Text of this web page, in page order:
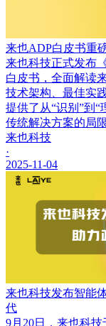
来也ADP白皮书重
来也科技正式发布
白皮书，全面解读
技术架构、最佳实
提供了从“识别”到
传统解决方案的局
来也科技
·
2025-11-04
来也科技发布智能
代
9月20日，来也科